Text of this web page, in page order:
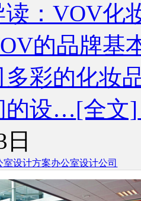
读：VOV化
的品牌基
多彩的化妆
的设…[全文]
室设计方案办公室设计公司